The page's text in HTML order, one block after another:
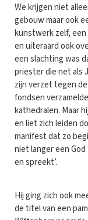
We krijgen niet
gebouw maar ook
kunstwerk zelf,
en uiteraard ook
een slachting was
priester die net als
zijn verzet tegen
fondsen
kathedralen. Maar
en liet zich leiden
manifest dat zo
niet langer een
en spreekt’.
Hij ging zich ook
de titel van een